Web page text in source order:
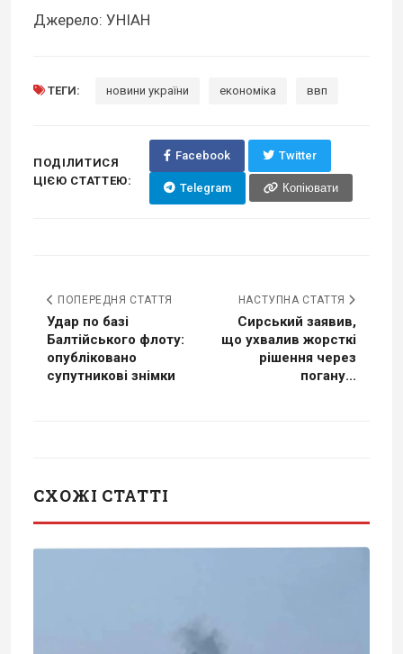
Джерело: УНІАН
ТЕГИ: новини україни економіка ввп
ПОДІЛИТИСЯ
ЦІЄЮ СТАТТЕЮ:
Facebook Twitter
Telegram Копіювати
ПОПЕРЕДНЯ СТАТТЯ
Удар по базі
Балтійського флоту:
опубліковано
супутникові знімки
НАСТУПНА СТАТТЯ
Сирський заявив,
що ухвалив жорсткі
рішення через
погану...
СХОЖІ СТАТТІ